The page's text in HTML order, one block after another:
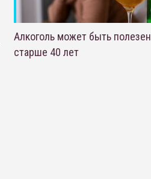
Алкоголь может быть
старше 40 лет